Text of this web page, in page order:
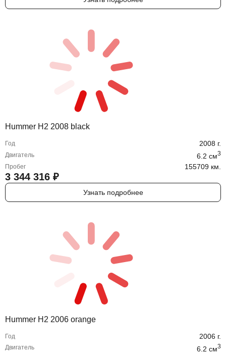
Hummer H2 2008 black
Год 2008 г.
Двигатель 6.2 cм3
Пробег 155709 км.
3 344 316 ₽
Узнать подробнее
Hummer H2 2006 orange
Год 2006 г.
Двигатель 6.2 cм3